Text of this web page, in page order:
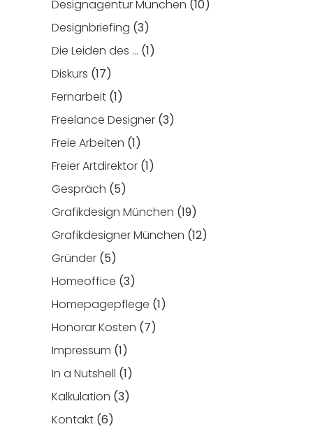
Designagentur München (10)
Designbriefing (3)
Die Leiden des … (1)
Diskurs (17)
Fernarbeit (1)
Freelance Designer (3)
Freie Arbeiten (1)
Freier Artdirektor (1)
Gespräch (5)
Grafikdesign München (19)
Grafikdesigner München (12)
Gründer (5)
Homeoffice (3)
Homepagepflege (1)
Honorar Kosten (7)
Impressum (1)
In a Nutshell (1)
Kalkulation (3)
Kontakt (6)